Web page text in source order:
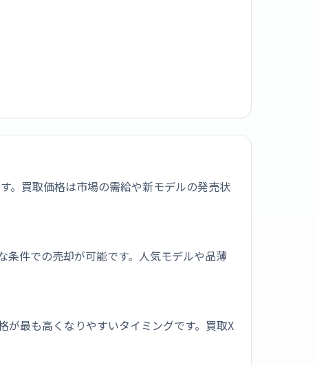
。買取価格は市場の需給や新モデルの発売状
件での売却が可能です。人気モデルや品薄
最も高くなりやすいタイミングです。買取X